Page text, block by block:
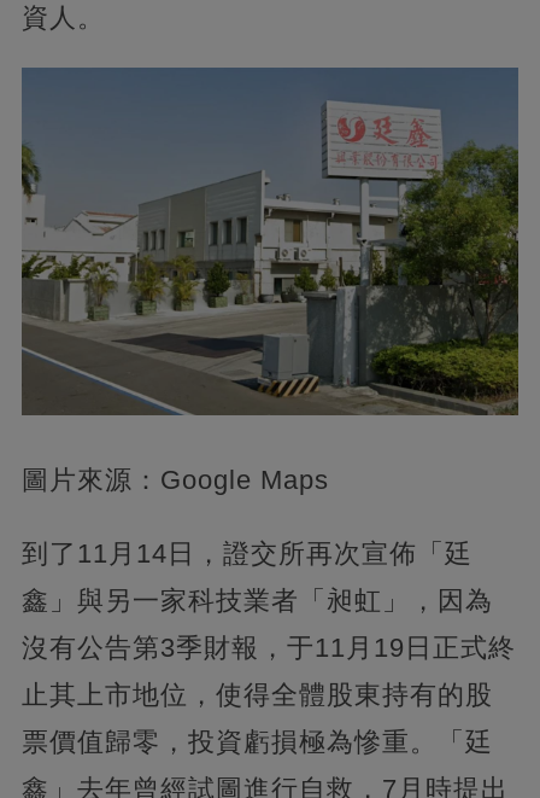
資人。
圖片來源：Google Maps
到了11月14日，證交所再次宣佈「廷
鑫」與另一家科技業者「昶虹」，因為
沒有公告第3季財報，于11月19日正式終
止其上市地位，使得全體股東持有的股
票價值歸零，投資虧損極為慘重。「廷
鑫」去年曾經試圖進行自救，7月時提出